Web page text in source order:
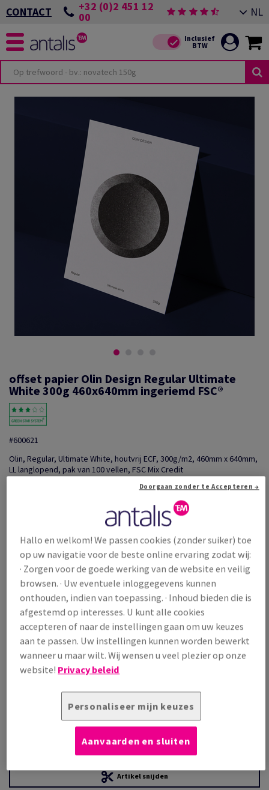
CONTACT +32 (0)2 451 12
00 NL
offset papier Olin Design Regular Ultimate
White 300g 460x640mm ingeriemd FSC®
#600621
Olin, Regular, Ultimate White, houtvrij ECF, 300g/m2, 460mm x 640mm,
LL langlopend, pak van 100 vellen, FSC Mix Credit
Delen via e-mail
Promotie: Tijdelijke aanbieding! Tot wel 20% korting o...
Prijs incl. BTW
€ 1 366,47 22,21% OFF
Promoprijs incl. BTW
€ 1 062,96
/ 1 000 Vel
(88,3 kg )
OP VOORRAAD
Verpakkingsaantallen
Pak
Artikel snijden
Hallo en welkom! We passen cookies (zonder suiker) toe
op uw navigatie voor de beste online ervaring zodat wij:
· Zorgen voor de goede werking van de website en veilig
browsen. · Uw eventuele inloggegevens kunnen
onthouden, indien van toepassing. · Inhoud bieden die is
afgestemd op interesses. U kunt alle cookies
accepteren of naar de instellingen gaan om uw keuzes
aan te passen. Uw instellingen kunnen worden bewerkt
wanneer u maar wilt. Wij wensen u veel plezier op onze
website! Privacy beleid
Personaliseer mijn keuzes
Doorgaan zonder te Accepteren →
Aanvaarden en sluiten